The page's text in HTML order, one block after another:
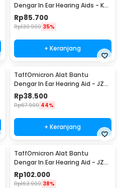
Dengar In Ear Hearing Aids - K-
88
Rp85.700
Rp130.900 35%
+ Keranjang
TaffOmicron Alat Bantu
Dengar In Ear Hearing Aid - JZ-
1088H
Rp38.500
Rp67.900 44%
+ Keranjang
TaffOmicron Alat Bantu
Dengar In Ear Hearing Aid - JZ-
1088A1
Rp102.000
Rp163.900 38%